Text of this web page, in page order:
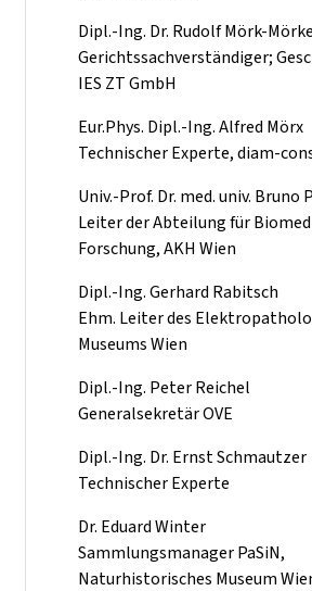
Dipl.-Ing. Dr. Rudolf Mörk-
Gerichtssachverständiger;
IES ZT GmbH
Eur.Phys. Dipl.-Ing. Alfred Mörx
Technischer Experte, diam-
Univ.-Prof. Dr. med. univ. Bruno
Leiter der Abteilung für
Forschung, AKH Wien
Dipl.-Ing. Gerhard Rabitsch
Ehm. Leiter des
Museums Wien
Dipl.-Ing. Peter Reichel
Generalsekretär OVE
Dipl.-Ing. Dr. Ernst Schmautzer
Technischer Experte
Dr. Eduard Winter
Sammlungsmanager PaSiN,
Naturhistorisches Museum